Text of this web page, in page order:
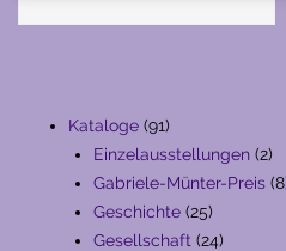
Kataloge 9191
Produkte
Einzelausstellungen 22
Gabriele-Münter-Preis 8
Geschichte 2525
Produkte
Gesellschaft 2424